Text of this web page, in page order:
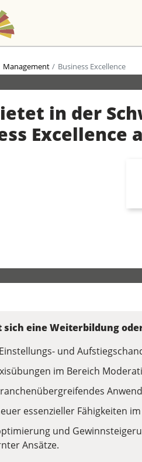
Management Business Excellence
in der
Excellence
eine Weiterbildung
und
im Bereich
essenzieller Fähigkeiten
und
Ansätze.